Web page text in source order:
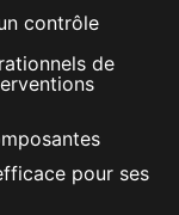
contrôle
de
pour ses